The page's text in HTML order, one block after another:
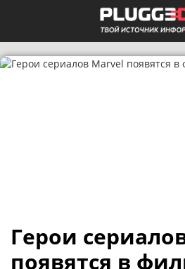
Герои
появятся в